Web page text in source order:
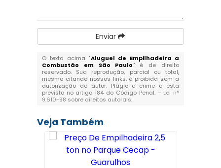
Enviar
O texto acima "Aluguel de Empilhadeira a
Combustão em São Paulo" é de direito
reservado. Sua reprodução, parcial ou total,
mesmo citando nossos links, é proibida sem a
autorização do autor. Plágio é crime e está
previsto no artigo 184 do Código Penal. – Lei n°
9.610-98 sobre direitos autorais.
Veja Também